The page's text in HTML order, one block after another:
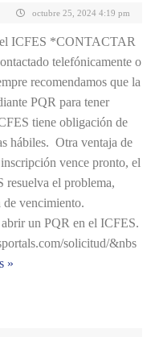
octubre 25, 2024 4:19 pm
el ICFES *CONTACTAR
telefónicamente o
recomendamos que la
PQR para tener
tiene obligación de
hábiles. Otra ventaja de
vence pronto, el
resuelva el problema,
de vencimiento.
un PQR en el ICFES.
solicitud/&nbs
»